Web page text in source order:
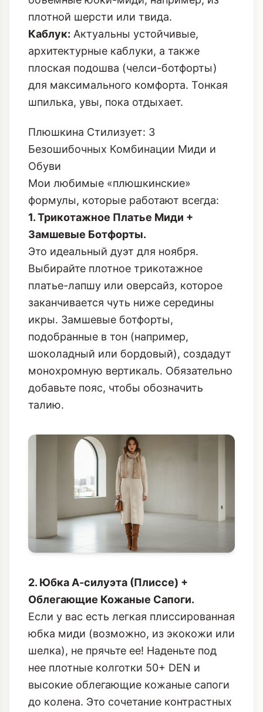
плотной шерсти или твида.
Каблук: Актуальны устойчивые,
архитектурные каблуки, а также
плоская подошва (челси-ботфорты)
для максимального комфорта. Тонкая
шпилька, увы, пока отдыхает.
Плюшкина Стилизует: 3
Безошибочных Комбинации Миди и
Обуви
Мои любимые «плюшкинские»
формулы, которые работают всегда:
1. Трикотажное Платье Миди +
Замшевые Ботфорты.
Это идеальный дуэт для ноября.
Выбирайте плотное трикотажное
платье-лапшу или оверсайз, которое
заканчивается чуть ниже середины
икры. Замшевые ботфорты,
подобранные в тон (например,
шоколадный или бордовый), создадут
монохромную вертикаль. Обязательно
добавьте пояс, чтобы обозначить
талию.
2. Юбка А-силуэта (Плиссе) +
Облегающие Кожаные Сапоги.
Если у вас есть легкая плиссированная
юбка миди (возможно, из экокожи или
шелка), не прячьте ее! Наденьте под
нее плотные колготки 50+ DEN и
высокие облегающие кожаные сапоги
до колена. Это сочетание контрастных